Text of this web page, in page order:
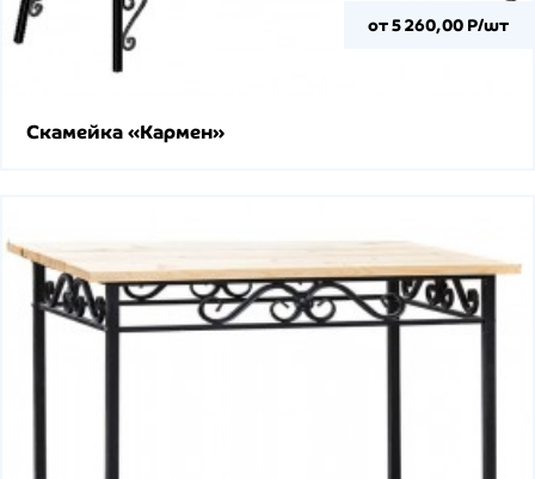
от 5 260,00 Р/шт
Скамейка «Кармен»